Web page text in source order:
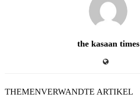
the kasaan times
THEMENVERWANDTE ARTIKEL